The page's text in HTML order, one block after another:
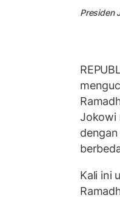
Presiden
Jokowi
Kali ini